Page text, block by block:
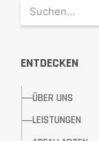
ENTDECKEN
ÜBER UNS
LEISTUNGEN